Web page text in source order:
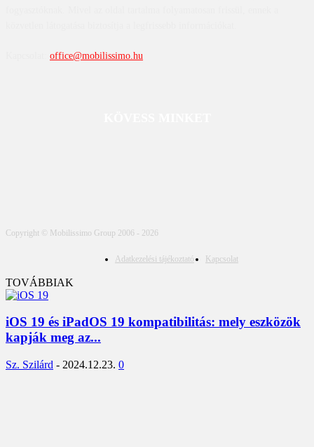
office@mobilissimo.hu
Copyright © Mobilissimo Group 2006 - 2026
Adatkezelési tájékoztató Kapcsolat
TOVÁBBIAK
iOS 19 és iPadOS 19 kompatibilitás: mely eszközök
kapják meg az...
Sz. Szilárd - 2024.12.23. 0